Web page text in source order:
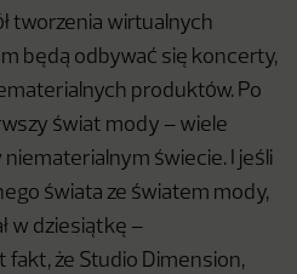
tworzenia wirtualnych
będą odbywać się koncerty,
produktów. Po
świat mody – wiele
niematerialnym świecie. I jeśli
świata ze światem mody,
w dziesiątkę –
że Studio Dimension,